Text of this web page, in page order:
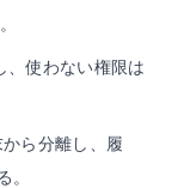
使わない権限は
ら分離し、履
。